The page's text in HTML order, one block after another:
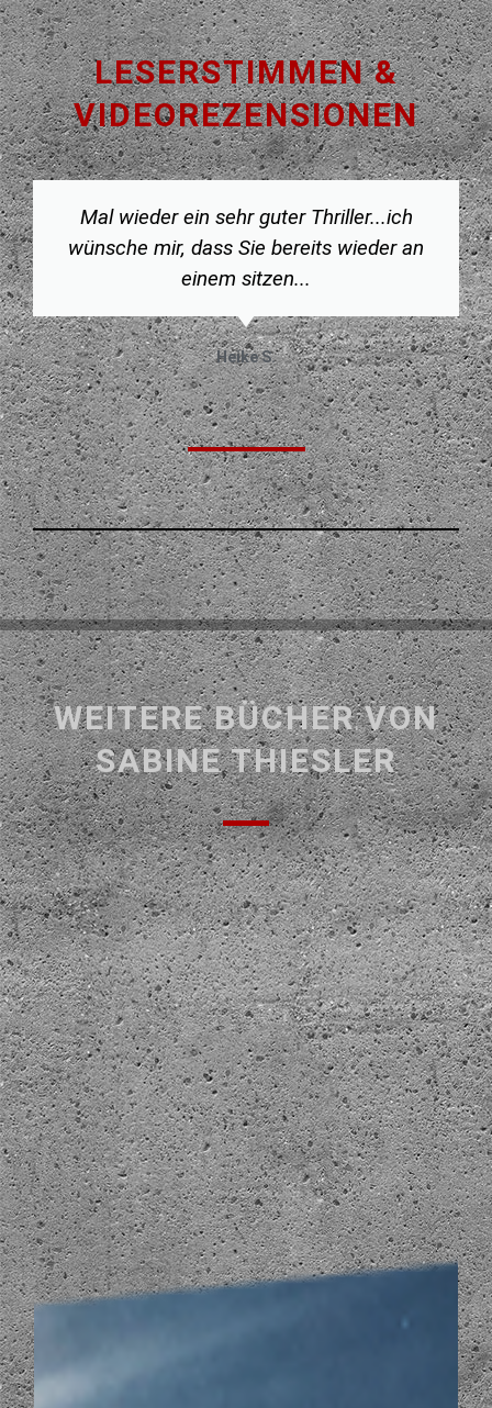
LESERSTIMMEN &
VIDEOREZENSIONEN
Mal wieder ein sehr guter Thriller...ich
wünsche mir, dass Sie bereits wieder an
einem sitzen...
Heike S.
WEITERE BÜCHER VON
SABINE THIESLER